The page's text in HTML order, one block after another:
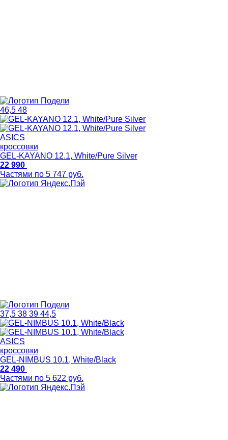
46,5 48
ASICS
кроссовки
GEL-KAYANO 12.1, White/Pure Silver
22 990
Частями по 5 747 руб.
37,5 38 39 44,5
ASICS
кроссовки
GEL-NIMBUS 10.1, White/Black
22 490
Частями по 5 622 руб.